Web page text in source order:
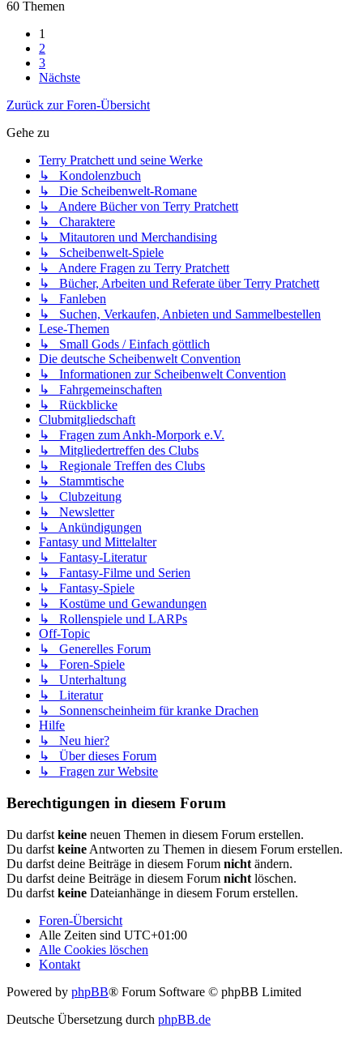
60 Themen
1
2
3
Nächste
Zurück zur Foren-Übersicht
Gehe zu
Terry Pratchett und seine Werke
↳ Kondolenzbuch
↳ Die Scheibenwelt-Romane
↳ Andere Bücher von Terry Pratchett
↳ Charaktere
↳ Mitautoren und Merchandising
↳ Scheibenwelt-Spiele
↳ Andere Fragen zu Terry Pratchett
↳ Bücher, Arbeiten und Referate über Terry Pratchett
↳ Fanleben
↳ Suchen, Verkaufen, Anbieten und Sammelbestellen
Lese-Themen
↳ Small Gods / Einfach göttlich
Die deutsche Scheibenwelt Convention
↳ Informationen zur Scheibenwelt Convention
↳ Fahrgemeinschaften
↳ Rückblicke
Clubmitgliedschaft
↳ Fragen zum Ankh-Morpork e.V.
↳ Mitgliedertreffen des Clubs
↳ Regionale Treffen des Clubs
↳ Stammtische
↳ Clubzeitung
↳ Newsletter
↳ Ankündigungen
Fantasy und Mittelalter
↳ Fantasy-Literatur
↳ Fantasy-Filme und Serien
↳ Fantasy-Spiele
↳ Kostüme und Gewandungen
↳ Rollenspiele und LARPs
Off-Topic
↳ Generelles Forum
↳ Foren-Spiele
↳ Unterhaltung
↳ Literatur
↳ Sonnenscheinheim für kranke Drachen
Hilfe
↳ Neu hier?
↳ Über dieses Forum
↳ Fragen zur Website
Berechtigungen in diesem Forum
Du darfst keine neuen Themen in diesem Forum erstellen.
Du darfst keine Antworten zu Themen in diesem Forum erstellen.
Du darfst deine Beiträge in diesem Forum nicht ändern.
Du darfst deine Beiträge in diesem Forum nicht löschen.
Du darfst keine Dateianhänge in diesem Forum erstellen.
Foren-Übersicht
Alle Zeiten sind UTC+01:00
Alle Cookies löschen
Kontakt
Powered by phpBB® Forum Software © phpBB Limited
Deutsche Übersetzung durch phpBB.de